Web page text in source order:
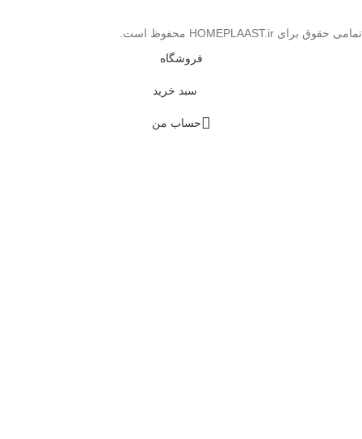
تمامی حقوق برای HOMEPLAAST.ir محفوظ است.
فروشگاه
سبد خرید
حساب من